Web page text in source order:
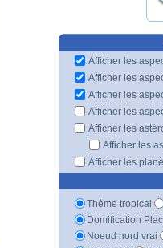
Afficher les
Afficher les
Afficher les
Afficher les
Afficher les
Afficher les
Afficher les
Thème tropical
Domification
Noeud nord vrai